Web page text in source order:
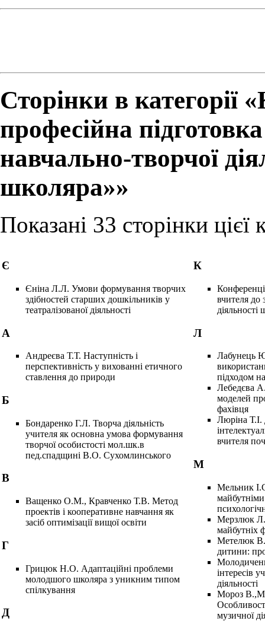
Сторінки в категорії
професійна
навчально-творчої
школяра»»
Показані 33 сторінки цієї
Є
Єніна Л.Л. Умови формування творчих
здібностей старших дошкільників у
театралізованої діяльності
А
Андреєва Т.Т. Наступність і
перспективність у вихованні етичного
ставлення до природи
Б
Бондаренко Г.Л. Творча діяльність
учителя як основна умова формування
творчої особистості мол.шк.в
пед.спадщині В.О. Сухомлинського
В
Ващенко О.М., Кравченко Т.В. Метод
проектів і кооперативне навчання як
засіб оптимізації вищої освіти
Г
Грицюк Н.О. Адаптаційні проблеми
молодшого школяра з уникним типом
спілкування
Д
К
вчителя до
діяльності
Л
Лабунець
підходом
Лебедєва
моделей
фахівця
Люріна
вчителя
М
Мельник
майбутніми
Мерзлюк
майбутніх
Метелюк
дитини:
інтересів
діяльності
Мороз
музичної